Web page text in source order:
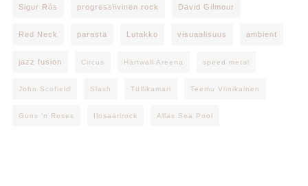
Sigur Rós progressiivinen rock David Gilmour
Red Neck parasta Lutakko visuaalisuus ambient
jazz fusion Circus Hartwall Areena speed metal
John Scofield Slash Tullikamari Teemu Viinikainen
Guns 'n Roses Ilosaarirock Allas Sea Pool